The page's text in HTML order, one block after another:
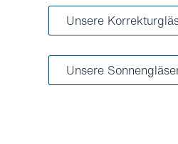
Unsere
Unsere